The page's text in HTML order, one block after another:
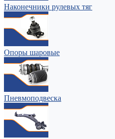
Наконечники рулевых тяг
Опоры шаровые
Пневмоподвеска